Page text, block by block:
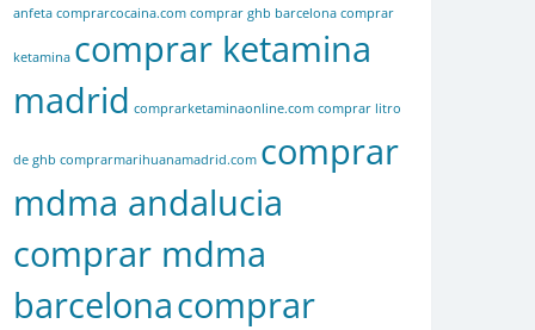
anfeta comprarcocaina.com comprar ghb barcelona comprar
ketamina comprar ketamina
madrid comprarketaminaonline.com comprar litro
de ghb comprarmarihuanamadrid.com comprar
mdma andalucia
comprar mdma
barcelonacomprar